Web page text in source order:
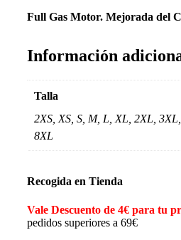
Full Gas Motor. Mejorada del
Información
Talla
2XS, XS, S, M, L, XL, 2XL,
8XL
Recogida en Tienda
Vale Descuento de 4€ para tu
pedidos superiores a 69€